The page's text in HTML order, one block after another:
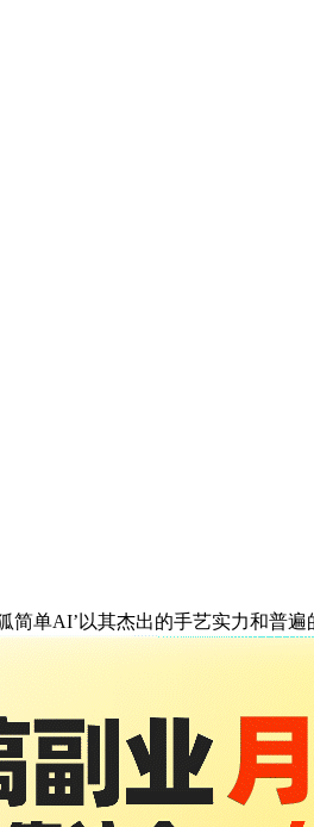
AI’以其杰出的手艺实力和普遍